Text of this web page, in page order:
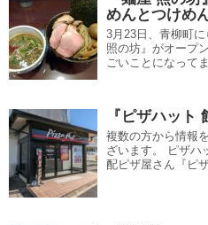
めんとつけめ
3月23日、青柳町
照の坊』がオープ
ごいことになって
『ピザハット
複数の方から情報
ざいます。 ピザハ
配ピザ屋さん『ピ